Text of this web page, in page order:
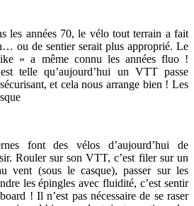
les années 70, le vélo tout terrain a fait
ou de sentier serait plus approprié. Le
» a même connu les années fluo !
telle qu’aujourd’hui un VTT passe
et cela nous arrange bien ! Les
font des vélos d’aujourd’hui de
Rouler sur son VTT, c’est filer sur un
vent (sous le casque), passer sur les
les épingles avec fluidité, c’est sentir
! Il n’est pas nécessaire de se raser